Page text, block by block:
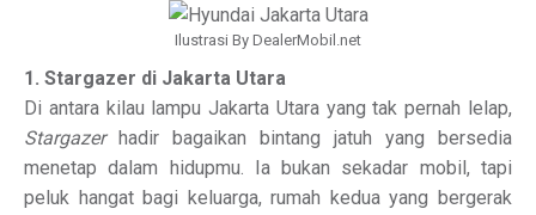
Ilustrasi By DealerMobil.net
1. Stargazer di Jakarta Utara
Di antara kilau lampu Jakarta Utara yang tak pernah lelap,
Stargazerhadir bagaikan bintang jatuh yang bersedia
menetap dalam hidupmu. Ia bukan sekadar mobil, tapi
peluk hangat bagi keluarga, rumah kedua yang bergerak